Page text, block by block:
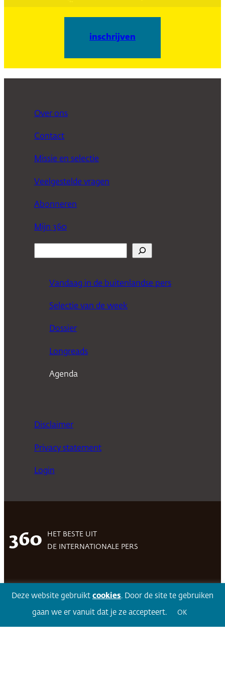
inschrijven
Over ons
Contact
Missie en selectie
Veelgestelde vragen
Abonneren
Mijn 360
Vandaag in de buitenlandse pers
Selectie van de week
Dossier
Longreads
Agenda
Disclaimer
Privacy statement
Login
360
HET BESTE UIT
DE INTERNATIONALE PERS
Volg 360Facebook LinkedIn Twitter
Deze website gebruikt cookies. Door de site te gebruiken
gaan we er vanuit dat je ze accepteert. OK